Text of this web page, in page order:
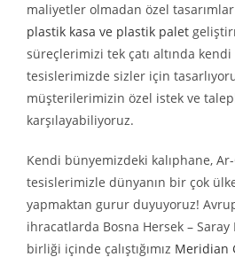
maliyetler olmadan özel
plastik kasa ve plastik palet
süreçlerimizi tek çatı altında
tesislerimizde sizler için
müşterilerimizin özel istek ve
karşılayabiliyoruz.
Kendi bünyemizdeki kalıphane,
tesislerimizle dünyanın bir çok
yapmaktan gurur duyuyoruz!
ihracatlarda Bosna Hersek –
birliği içinde çalıştığımız Meridian